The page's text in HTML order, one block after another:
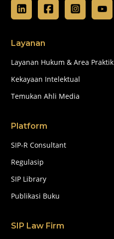
Layanan
Layanan Hukum & Area Praktik
Kekayaan Intelektual
Temukan Ahli Media
Platform
SIP-R Consultant
Regulasip
SIP Library
Publikasi Buku
SIP Law Firm